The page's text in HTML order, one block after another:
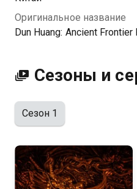
Оригинальное название
Dun Huang: Ancient
Сезоны и
Сезон 1